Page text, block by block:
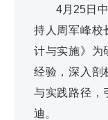
4月25日
持人周军峰校
计与实施》为
经验，深入剖
与实践路径，
迪。